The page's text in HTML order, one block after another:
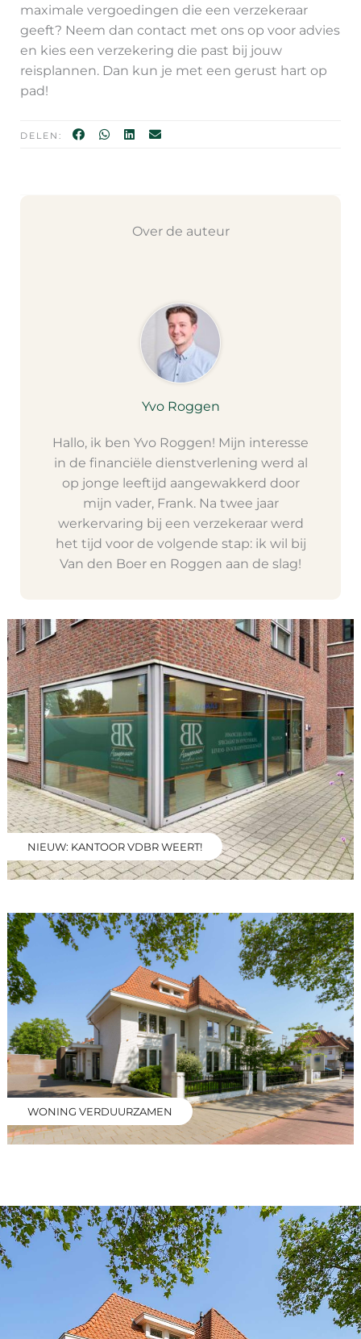
maximale vergoedingen die een verzekeraar
geeft? Neem dan contact met ons op voor advies
en kies een verzekering die past bij jouw
reisplannen. Dan kun je met een gerust hart op
pad!
DELEN:
Over de auteur
Yvo Roggen
Hallo, ik ben Yvo Roggen! Mijn interesse
in de financiële dienstverlening werd al
op jonge leeftijd aangewakkerd door
mijn vader, Frank. Na twee jaar
werkervaring bij een verzekeraar werd
het tijd voor de volgende stap: ik wil bij
Van den Boer en Roggen aan de slag!
NIEUW: KANTOOR VDBR WEERT!
WONING VERDUURZAMEN